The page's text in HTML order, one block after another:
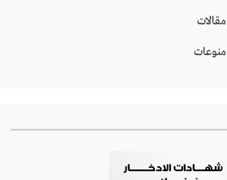
مقالات
منوعات